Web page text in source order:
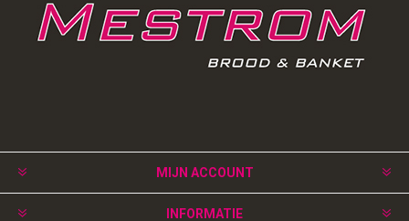
MIJN ACCOUNT
INFORMATIE